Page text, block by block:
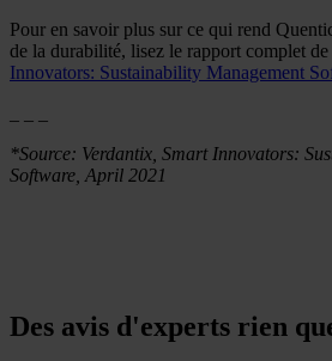
Pour en savoir plus sur ce qui rend
de la durabilité, lisez le rapport complet
Innovators: Sustainability Management
*Source: Verdantix, Smart Innovators:
Software, April 2021
Des avis d'experts rien